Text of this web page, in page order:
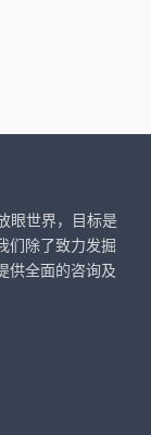
眼世界，目标是
们除了致力发掘
供全面的咨询及